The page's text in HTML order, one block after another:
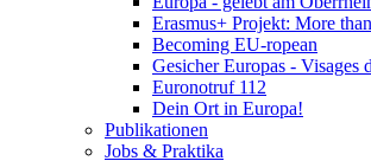
Erasmus+ Projekt: More
Becoming EU-ropean
Gesicher Europas - Visages
Euronotruf 112
Dein Ort in Europa!
Publikationen
Jobs & Praktika